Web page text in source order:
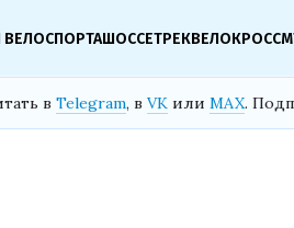
ШОССЕТРЕКВЕЛОКРОСС
в Telegram, в VK или MAX.